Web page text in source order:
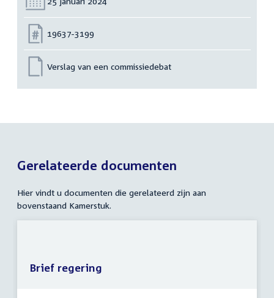
Nummer:
19637-3199
Verslag van een commissiedebat
Gerelateerde documenten
Hier vindt u documenten die gerelateerd zijn aan
bovenstaand Kamerstuk.
Brief regering